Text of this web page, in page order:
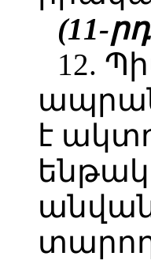
(11-
12.
է